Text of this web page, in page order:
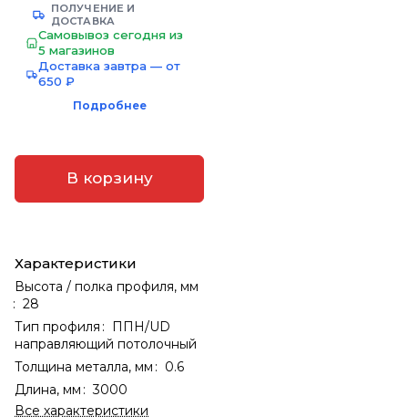
ПОЛУЧЕНИЕ И
ДОСТАВКА
Самовывоз сегодня из
5 магазинов
Доставка завтра — от
650 ₽
Подробнее
В корзину
Характеристики
Высота / полка профиля, мм
: 28
Тип профиля : ППН/UD
направляющий потолочный
Толщина металла, мм : 0.6
Длина, мм : 3000
Все характеристики